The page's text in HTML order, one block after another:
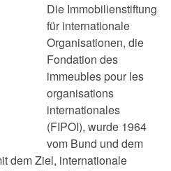
Die Immobilienstiftung
für internationale
Organisationen, die
Fondation des
immeubles pour les
organisations
internationales
(FIPOI), wurde 1964
vom Bund und dem
dem Ziel, internationale